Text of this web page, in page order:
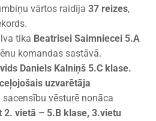
vārtos raidīja 37 reizes,
tika Beatrisei Saimniecei 5.A
komandas sastāvā.
Daniels Kalniņš 5.C klase.
uzvarētāja
vēsturē nonāca
2. vietā – 5.B klase, 3.vietu